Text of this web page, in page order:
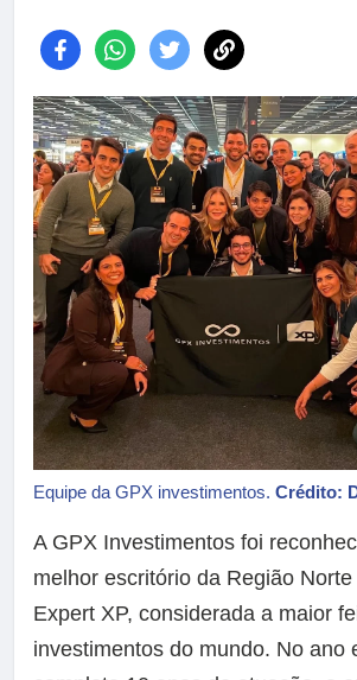
Equipe da GPX investimentos. Crédito:
A GPX Investimentos foi
melhor escritório da Região
Expert XP, considerada a maior
investimentos do mundo. No ano